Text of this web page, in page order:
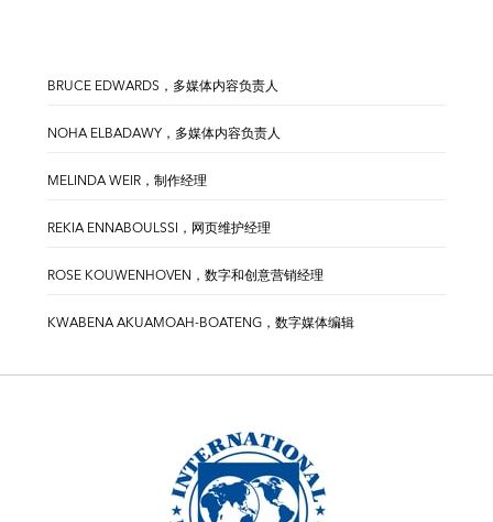
BRUCE EDWARDS，多媒体内容负责人
NOHA ELBADAWY，多媒体内容负责人
MELINDA WEIR，制作经理
REKIA ENNABOULSSI，网页维护经理
ROSE KOUWENHOVEN，数字和创意营销经理
KWABENA AKUAMOAH-BOATENG，数字媒体编辑